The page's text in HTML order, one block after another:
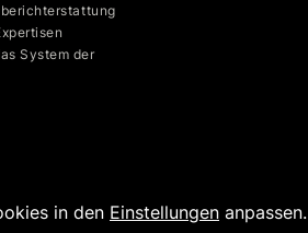
System der
in den Einstellungen anpassen.